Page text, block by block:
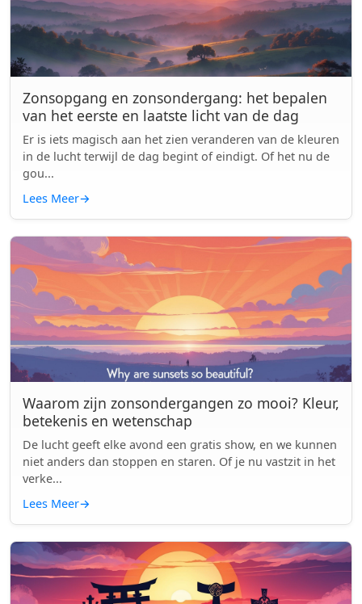
Zonsopgang en zonsondergang: het bepalen
van het eerste en laatste licht van de dag
Er is iets magisch aan het zien veranderen van de kleuren
in de lucht terwijl de dag begint of eindigt. Of het nu de
gou...
Lees Meer→
Waarom zijn zonsondergangen zo mooi? Kleur,
betekenis en wetenschap
De lucht geeft elke avond een gratis show, en we kunnen
niet anders dan stoppen en staren. Of je nu vastzit in het
verke...
Lees Meer→